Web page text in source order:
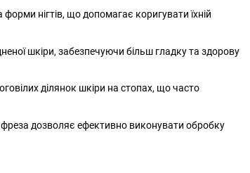
нігтів, що допомагає коригувати їхній
шкіри, забезпечуючи більш гладку та здорову
ділянок шкіри на стопах, що часто
фреза дозволяє ефективно виконувати обробку